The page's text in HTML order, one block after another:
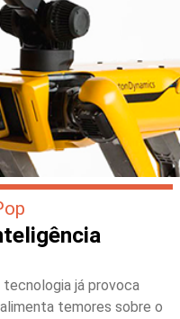
tecnologia já provoca
temores sobre o